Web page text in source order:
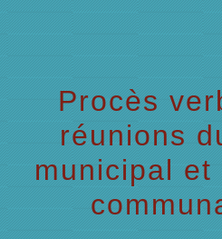
Procès
réunions
municipal et